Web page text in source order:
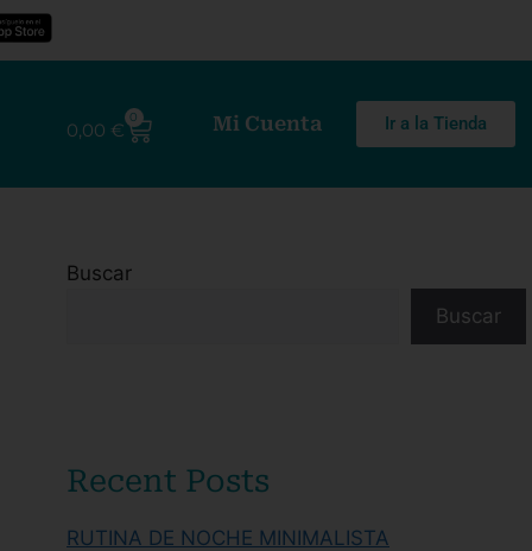
0,00 €
0 Mi Cuenta Ir a la Tienda
Buscar
Buscar
Recent Posts
RUTINA DE NOCHE MINIMALISTA